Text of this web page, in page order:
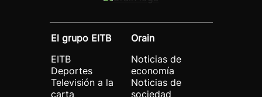
El grupo EITB
EITB
Deportes
Televisión a la
carta
Orain
Noticias de
economía
Noticias de
sociedad